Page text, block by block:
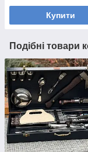
Купити
Подібні товари